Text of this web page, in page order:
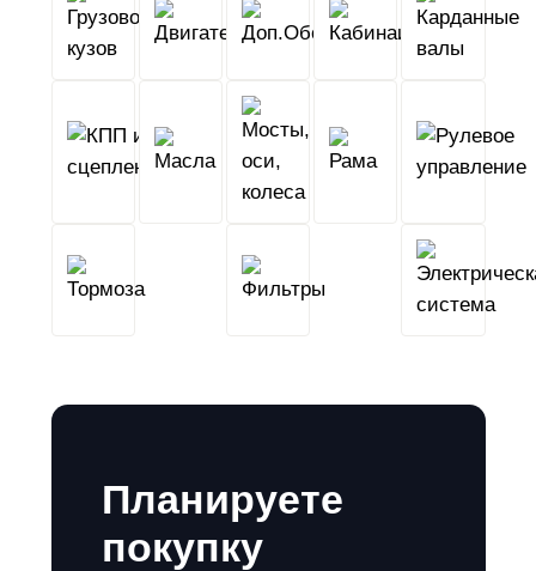
Грузовой
кузов
Двигатель Кабина
КПП
оси,
Рама
Тормоза Фильтры
Планируете
покупку